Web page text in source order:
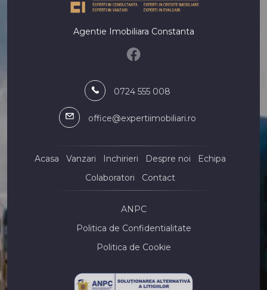
Case de inchiriat in Constanta Viile Noi
Spatii birouri de inchiriat
Spatii birouri de inchiriat in Constanta
Spatii birouri de inchiriat in Constanta Coiciu
Spatii birouri de inchiriat in Constanta Ultracentral
Spatii birouri de inchiriat in Constanta Tomis II
Spatii birouri de inchiriat in Constanta City Park Mall
Spatii comerciale de inchiriat in Constanta
Spatii comerciale de inchiriat in Constanta Tomis Nord
Spatii comerciale de inchiriat in Agigea
Spatii comerciale de inchiriat in Agigea Central
Spatii comerciale de inchiriat in Constanta Gara
Agentie Imobiliara Constanta
0724 555 008
office@expertiimobiliari.ro
Acasa Vanzari Inchirieri Despre noi
Echipa
Colaboratori
Contact
ANPC
Politica de Confidentialitate
Politica de Cookie